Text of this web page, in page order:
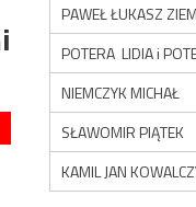
PAWEŁ ŁUKASZ
POTERA LIDIA i
NIEMCZYK MICHAŁ
SŁAWOMIR PIĄTEK
KAMIL JAN